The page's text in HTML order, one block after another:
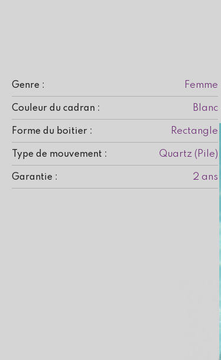
Genre : Femme
Couleur du cadran : Blanc
Forme du boitier : Rectangle
Type de mouvement : Quartz (Pile)
Garantie : 2 ans